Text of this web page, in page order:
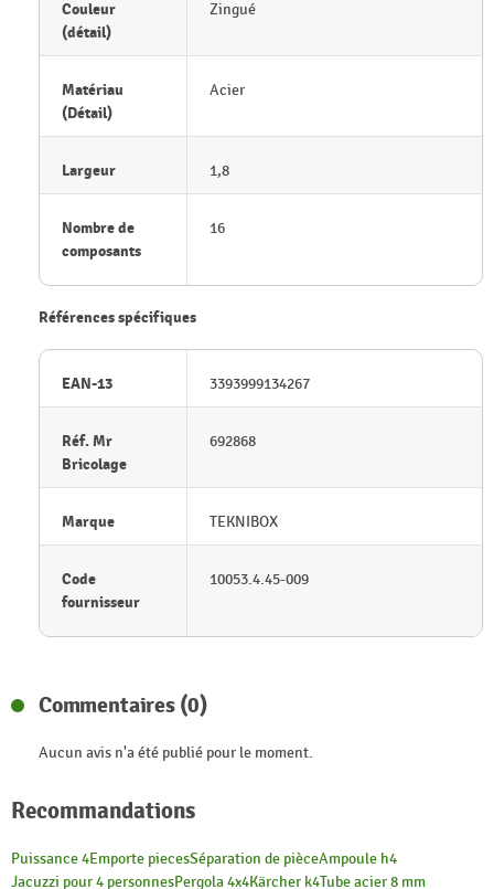
Couleur
(détail)
Zingué
Matériau
(Détail)
Acier
Largeur 1,8
Nombre de
composants
16
Références spécifiques
EAN-13 3393999134267
Réf. Mr
Bricolage
692868
Marque TEKNIBOX
Code
fournisseur
10053.4.45-009
Commentaires (0)
Aucun avis n'a été publié pour le moment.
Recommandations
Puissance 4Emporte piecesSéparation de pièceAmpoule h4
Jacuzzi pour 4 personnesPergola 4x4Kärcher k4Tube acier 8 mm